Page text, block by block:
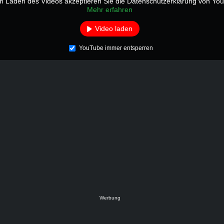
Mehr erfahren
Video laden
YouTube immer entsperren
Werbung